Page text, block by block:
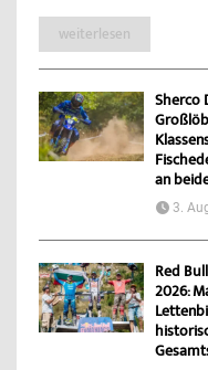
weiterlesen
Sherco
an
3.
Red
2026: